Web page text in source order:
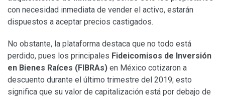
con necesidad inmediata de vender el activo, estarán
dispuestos a aceptar precios castigados.
No obstante, la plataforma destaca que no todo está
perdido, pues los principales Fideicomisos de Inversión
en Bienes Raíces (FIBRAs) en México cotizaron a
descuento durante el último trimestre del 2019; esto
significa que su valor de capitalización está por debajo de